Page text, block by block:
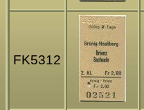
FK5312